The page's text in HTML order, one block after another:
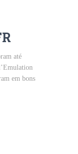
até
em bons